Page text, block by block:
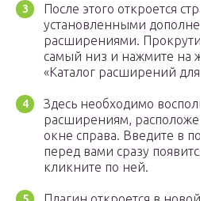
После этого откроется
установленными
расширениями.
самый низ и нажмите на
«Каталог расширений
Здесь необходимо
расширениям,
окне справа. Введите в
перед вами сразу
кликните по ней.